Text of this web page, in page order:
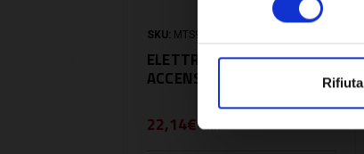
Rifiuta
SKU: MTS997435
ELETTRODO DI
ACCENSIONE - MTS997435
22,14€+ IVA